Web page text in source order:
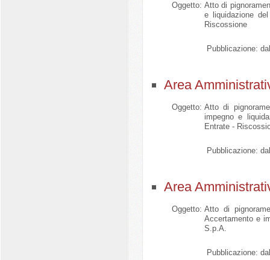
Oggetto: Atto di
e liquidazione
Riscossione
Pubblicazione:
Area
Oggetto: Atto di
impegno e
Entrate -
Pubblicazione:
Area
Oggetto: Atto di
Accertamento e
S.p.A.
Pubblicazione: